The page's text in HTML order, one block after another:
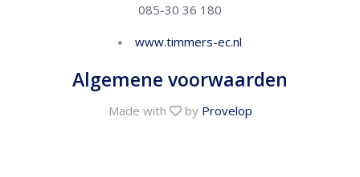
085-30 36 180
www.timmers-ec.nl
Algemene voorwaarden
Made with by Provelop